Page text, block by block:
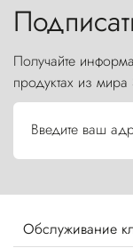
Получайте
продуктах из мира
Введите ваш
Обслуживание